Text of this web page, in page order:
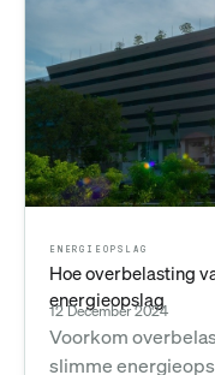
ENERGIEOPSLAG
Hoe overbelasting
energieopslag
12 December 2024
Voorkom
slimme